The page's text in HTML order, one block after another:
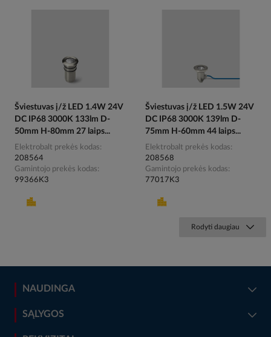
Šviestuvas į/ž LED 1.4W 24V
DC IP68 3000K 133lm D-
50mm H-80mm 27 laips...
Elektrobalt prekės kodas
208564
Gamintojo prekės kodas
99366K3
Šviestuvas į/ž LED 1.5W 24V
DC IP68 3000K 139lm D-
75mm H-60mm 44 laips...
Elektrobalt prekės kodas
208568
Gamintojo prekės kodas
77017K3
Rodyti daugiau
NAUDINGA
SĄLYGOS